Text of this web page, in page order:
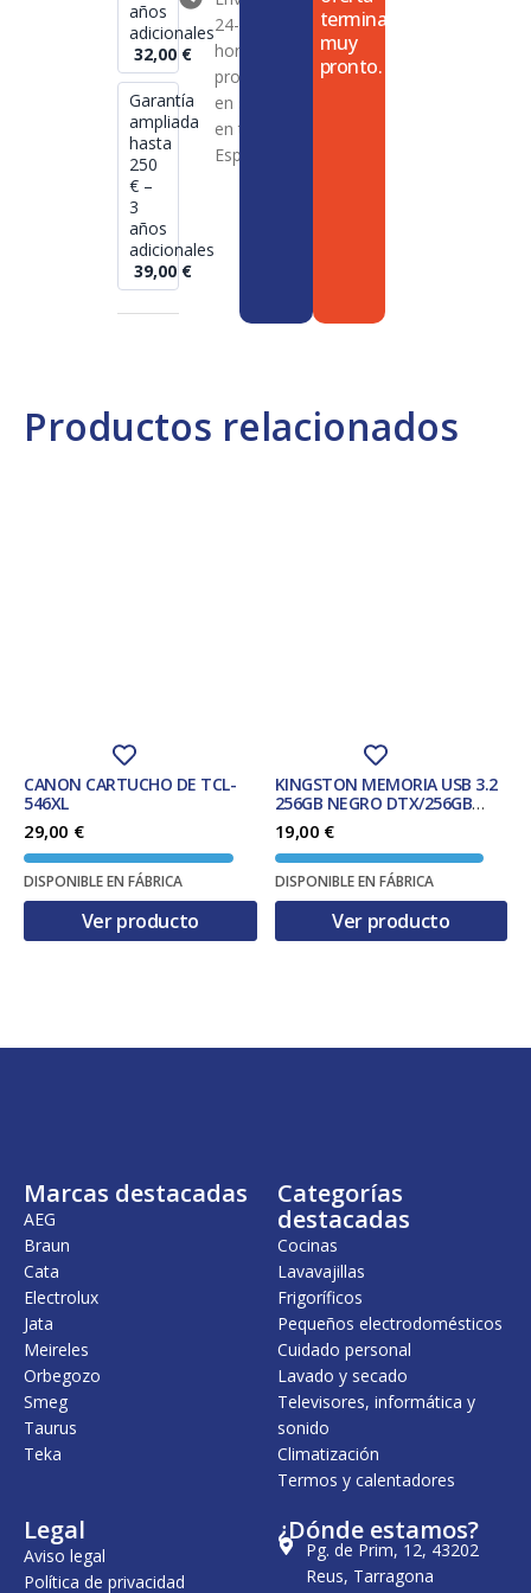
Productos relacionados
CANON CARTUCHO DE TCL-
546XL
29,00 €
DISPONIBLE EN FÁBRICA
Ver producto
KINGSTON MEMORIA USB 3.2
256GB NEGRO DTX/256GB
EXODIA
19,00 €
DISPONIBLE EN FÁBRICA
Ver producto
años
adicionales
32,00 €
Garantía
ampliada
hasta
250
€ –
3
años
adicionales
39,00 €
24-72
horas en
productos
en stock
en toda
España
termina
muy
pronto.
Marcas destacadas
AEG
Braun
Cata
Electrolux
Jata
Meireles
Orbegozo
Smeg
Taurus
Teka
Categorías
destacadas
Cocinas
Lavavajillas
Frigoríficos
Pequeños electrodomésticos
Cuidado personal
Lavado y secado
Televisores, informática y
sonido
Climatización
Termos y calentadores
Legal
Aviso legal
Política de privacidad
¿Dónde estamos?
Pg. de Prim, 12, 43202
Reus, Tarragona